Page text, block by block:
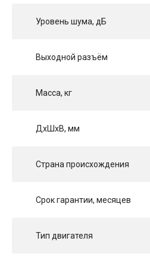
Уровень шума, дБ
Выходной разъём
Масса, кг
ДхШхВ, мм
Страна происхождения
Срок гарантии, месяцев
Тип двигателя